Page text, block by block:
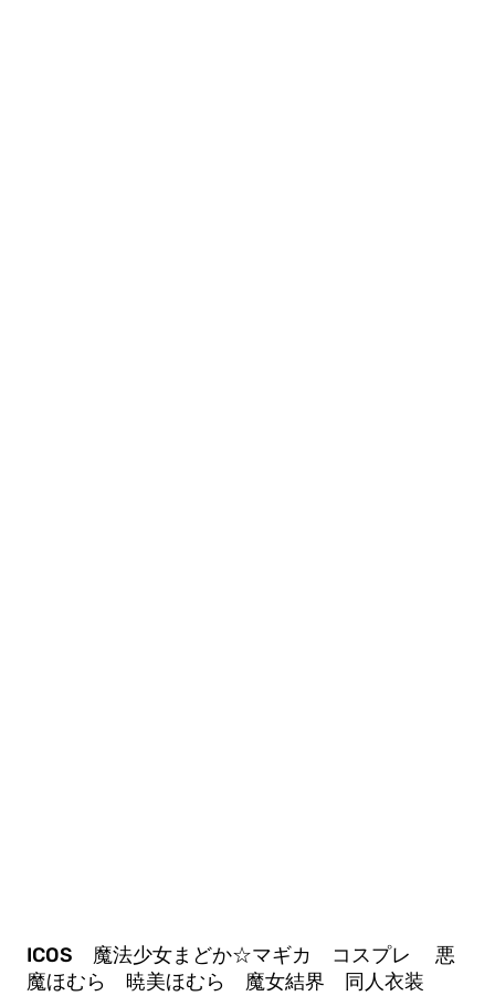
ICOS 魔法少女まどか☆マギカ コスプレ 悪
魔ほむら 暁美ほむら 魔女結界 同人衣装